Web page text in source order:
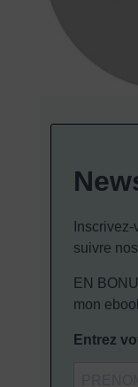
suivre
EN
mon
Entrez